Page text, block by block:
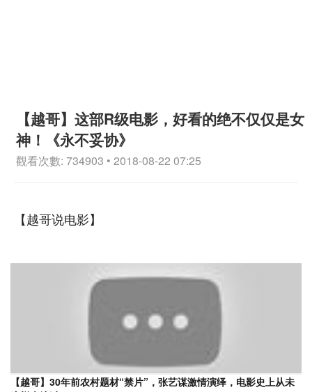
【越哥】这部R级电影，好看的绝不仅仅是女
神！《永不妥协》
觀看次數: 734903 • 2018-08-22 07:25
【越哥说电影】
【越哥】30年前农村题材“禁片”，张艺谋激情演绎，电影史上从未